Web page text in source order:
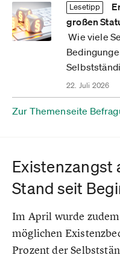
Lesetipp
großen
Wie viele
22. Juli 2026
Zur Themenseite
Existenzangst
Stand seit
Im April wurde
möglichen
Prozent der